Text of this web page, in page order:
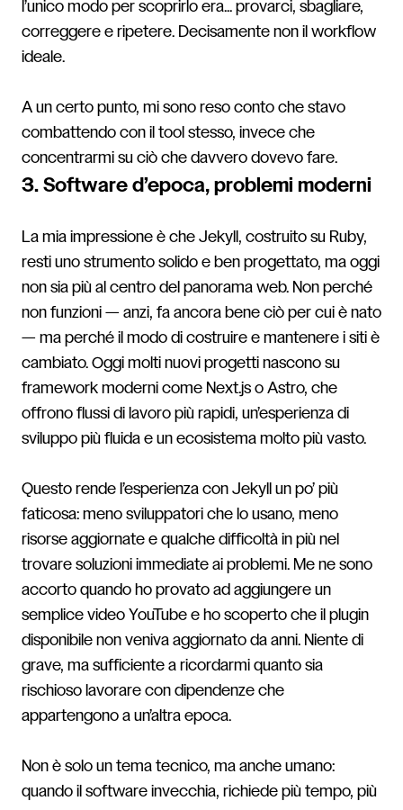
l’unico modo per scoprirlo era... provarci, sbagliare,
correggere e ripetere. Decisamente non il workflow
ideale.
A un certo punto, mi sono reso conto che stavo
combattendo con il tool stesso, invece che
concentrarmi su ciò che davvero dovevo fare.
3. Software d’epoca, problemi moderni
La mia impressione è che Jekyll, costruito su Ruby,
resti uno strumento solido e ben progettato, ma oggi
non sia più al centro del panorama web. Non perché
non funzioni — anzi, fa ancora bene ciò per cui è nato
— ma perché il modo di costruire e mantenere i siti è
cambiato. Oggi molti nuovi progetti nascono su
framework moderni come Next.js o Astro, che
offrono flussi di lavoro più rapidi, un’esperienza di
sviluppo più fluida e un ecosistema molto più vasto.
Questo rende l’esperienza con Jekyll un po’ più
faticosa: meno sviluppatori che lo usano, meno
risorse aggiornate e qualche difficoltà in più nel
trovare soluzioni immediate ai problemi. Me ne sono
accorto quando ho provato ad aggiungere un
semplice video YouTube e ho scoperto che il plugin
disponibile non veniva aggiornato da anni. Niente di
grave, ma sufficiente a ricordarmi quanto sia
rischioso lavorare con dipendenze che
appartengono a un’altra epoca.
Non è solo un tema tecnico, ma anche umano:
quando il software invecchia, richiede più tempo, più